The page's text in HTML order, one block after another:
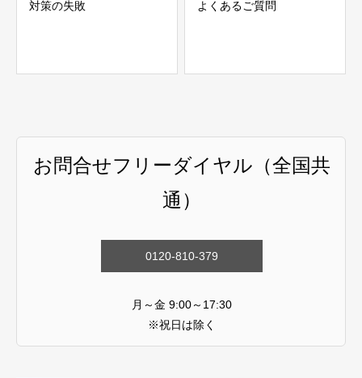
対策の失敗 よくあるご質問
お問合せフリーダイヤル（全国共
通）
0120-810-379
月～金 9:00～17:30
※祝日は除く